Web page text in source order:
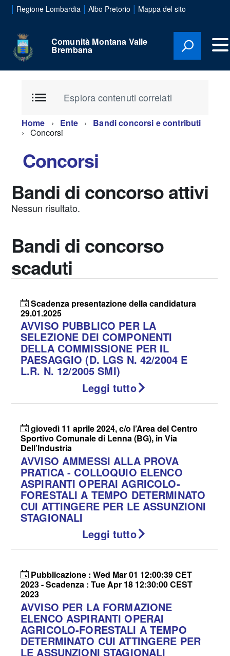
| Regione Lombardia | Albo Pretorio | Mappa del sito
Comunità Montana Valle
Brembana
Esplora contenuti correlati
Home Ente
Bandi concorsi e contributi
Concorsi
Concorsi
Bandi di concorso attivi
Nessun risultato.
Bandi di concorso
scaduti
Scadenza presentazione della candidatura
29.01.2025
AVVISO PUBBLICO PER LA
SELEZIONE DEI COMPONENTI
DELLA COMMISSIONE PER IL
PAESAGGIO (D. LGS N. 42/2004 E
L.R. N. 12/2005 SMI)
Leggi tutto
giovedì 11 aprile 2024, c/o l’Area del Centro
Sportivo Comunale di Lenna (BG), in Via
Dell’Industria
AVVISO AMMESSI ALLA PROVA
PRATICA - COLLOQUIO ELENCO
ASPIRANTI OPERAI AGRICOLO-
FORESTALI A TEMPO DETERMINATO
CUI ATTINGERE PER LE ASSUNZIONI
STAGIONALI
Leggi tutto
Pubblicazione : Wed Mar 01 12:00:39 CET
2023 - Scadenza : Tue Apr 18 12:30:00 CEST
2023
AVVISO PER LA FORMAZIONE
ELENCO ASPIRANTI OPERAI
AGRICOLO-FORESTALI A TEMPO
DETERMINATO CUI ATTINGERE PER
LE ASSUNZIONI STAGIONALI